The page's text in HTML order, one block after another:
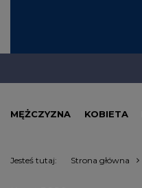
MĘŻCZYZNA KOBIETA
Jesteś tutaj: Strona główna